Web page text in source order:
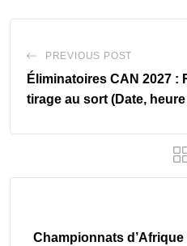
PREVIOUS POST
Éliminatoires CAN 2027 :
tirage au sort (Date,
Championnats d’Afrique